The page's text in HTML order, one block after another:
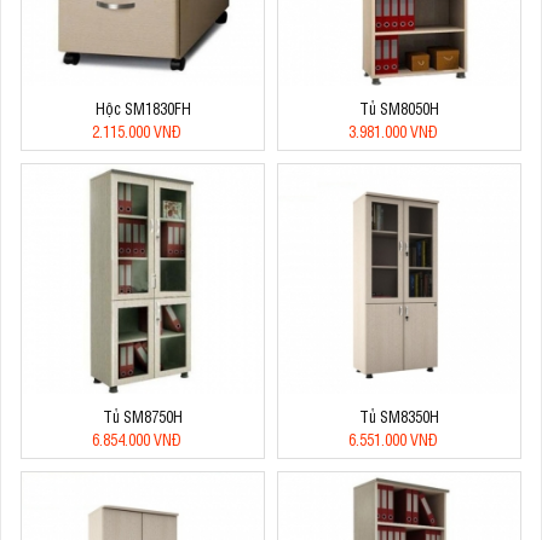
Hộc SM1830FH
2.115.000 VNĐ
Tủ SM8050H
3.981.000 VNĐ
Tủ SM8750H
6.854.000 VNĐ
Tủ SM8350H
6.551.000 VNĐ